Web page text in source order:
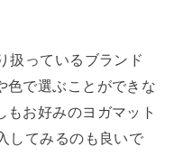
扱っているブランド
色で選ぶことができな
もお好みのヨガマット
してみるのも良いで